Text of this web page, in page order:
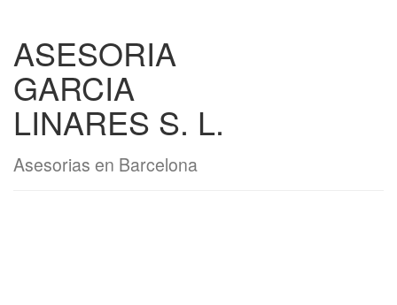
ASESORIA
GARCIA
LINARES S. L.
Asesorias en Barcelona